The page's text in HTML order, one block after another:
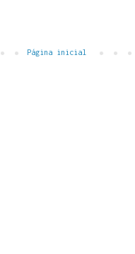
Página inicial